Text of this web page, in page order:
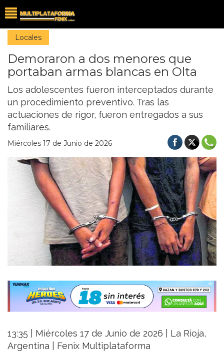
Locales
Demoraron a dos menores que
portaban armas blancas en Olta
Los adolescentes fueron interceptados durante
un procedimiento preventivo. Tras las
actuaciones de rigor, fueron entregados a sus
familiares.
Miércoles 17 de Junio de 2026
13:35 | Miércoles 17 de Junio de 2026 | La Rioja,
Argentina | Fenix Multiplataforma